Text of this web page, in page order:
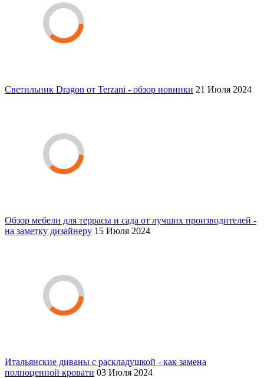
Светильник Dragon от Terzani - обзор новинки 21 Июля 2024
Обзор мебели для террасы и сада от лучших производителей -
на заметку дизайнеру 15 Июля 2024
Итальянские диваны с раскладушкой - как замена
полноценной кровати 03 Июля 2024